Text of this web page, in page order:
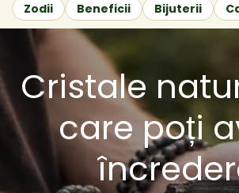
Zodii Beneficii Bijuterii
Cristale
care poți